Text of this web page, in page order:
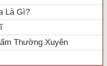
Là Gì?
Thường Xuyên